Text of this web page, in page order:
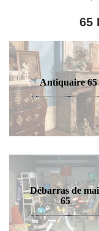
65
Antiquaire 65
Débarras de
65